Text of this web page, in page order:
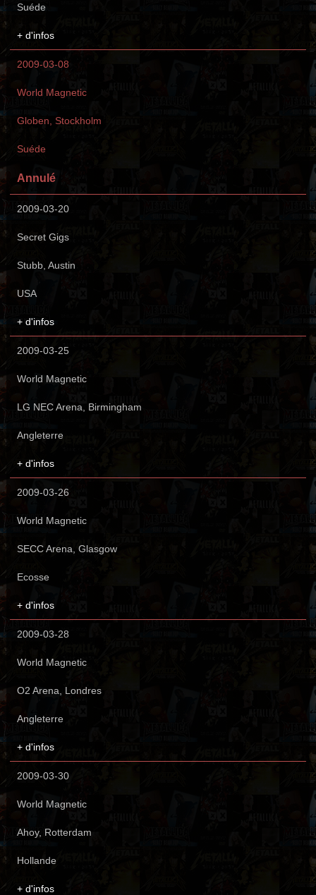
Suéde
+ d'infos
2009-03-08
World Magnetic
Globen, Stockholm
Suéde
Annulé
2009-03-20
Secret Gigs
Stubb, Austin
USA
+ d'infos
2009-03-25
World Magnetic
LG NEC Arena, Birmingham
Angleterre
+ d'infos
2009-03-26
World Magnetic
SECC Arena, Glasgow
Ecosse
+ d'infos
2009-03-28
World Magnetic
O2 Arena, Londres
Angleterre
+ d'infos
2009-03-30
World Magnetic
Ahoy, Rotterdam
Hollande
+ d'infos